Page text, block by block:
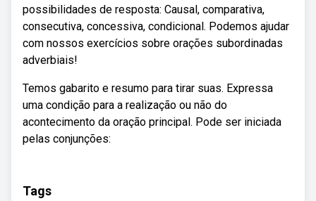
possibilidades de resposta: Causal, comparativa,
consecutiva, concessiva, condicional. Podemos ajudar
com nossos exercícios sobre orações subordinadas
adverbiais!
Temos gabarito e resumo para tirar suas. Expressa
uma condição para a realização ou não do
acontecimento da oração principal. Pode ser iniciada
pelas conjunções:
Tags